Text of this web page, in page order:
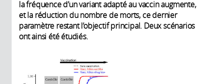
la fréquence d’un variant adapté au vaccin augmente,
et la réduction du nombre de morts, ce dernier
paramètre restant l’objectif principal. Deux scénarios
ont ainsi été étudiés.